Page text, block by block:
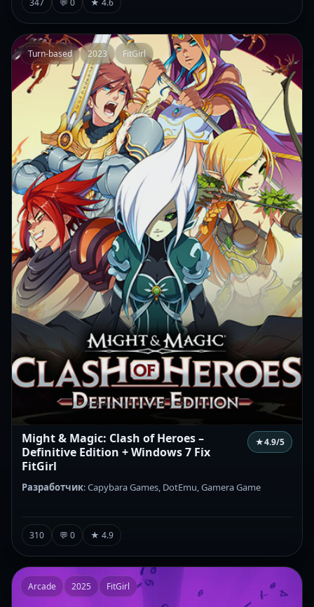
Turn-based 2023 FitGirl
Might & Magic: Clash of Heroes –
Definitive Edition + Windows 7 Fix
FitGirl
★4.9/5
Разработчик: Capybara Games, DotEmu, Gamera Game
310 💬 0 ★ 4.9
Arcade 2025 FitGirl